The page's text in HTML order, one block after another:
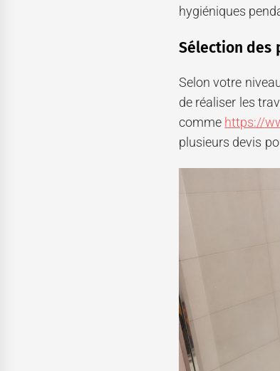
hygiéniques
Sélection des
Selon votre
de réaliser les
comme https://
plusieurs devis